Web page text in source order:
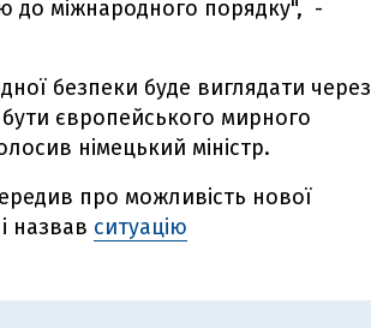
до міжнародного порядку", -
безпеки буде виглядати через
європейського мирного
німецький міністр.
про можливість нової
назвав ситуацію